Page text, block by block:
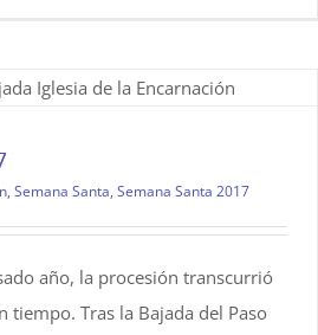
, Semana Santa, Semana Santa 2017
año, la procesión transcurrió
tiempo. Tras la Bajada del Paso